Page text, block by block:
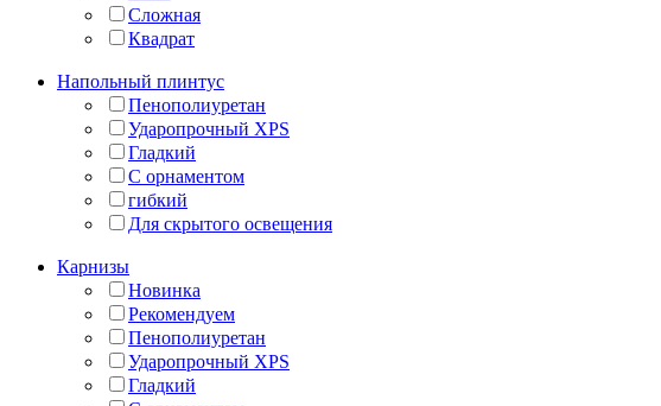
Сложная
Квадрат
Напольный плинтус
Пенополиуретан
Ударопрочный XPS
Гладкий
С орнаментом
гибкий
Для скрытого освещения
Карнизы
Новинка
Рекомендуем
Пенополиуретан
Ударопрочный XPS
Гладкий